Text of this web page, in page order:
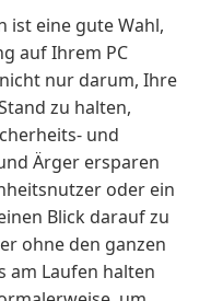
ist eine gute Wahl,
auf Ihrem PC
nur darum, Ihre
zu halten,
und
Ärger ersparen
oder ein
Blick darauf zu
ohne den ganzen
am Laufen halten